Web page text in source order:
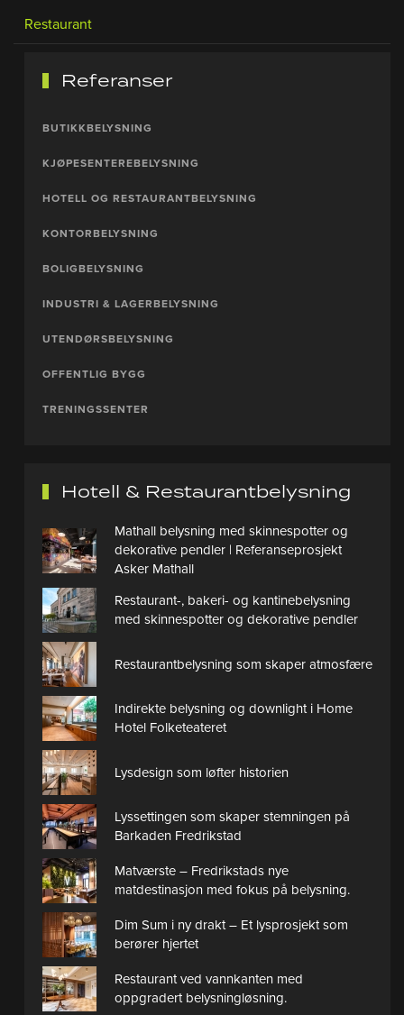
Restaurant
Referanser
BUTIKKBELYSNING
KJØPESENTEREBELYSNING
HOTELL OG RESTAURANTBELYSNING
KONTORBELYSNING
BOLIGBELYSNING
INDUSTRI & LAGERBELYSNING
UTENDØRSBELYSNING
OFFENTLIG BYGG
TRENINGSSENTER
Hotell & Restaurantbelysning
Mathall belysning med skinnespotter og
dekorative pendler | Referanseprosjekt
Asker Mathall
Restaurant-, bakeri- og kantinebelysning
med skinnespotter og dekorative pendler
Restaurantbelysning som skaper atmosfære
Indirekte belysning og downlight i Home
Hotel Folketeateret
Lysdesign som løfter historien
Lyssettingen som skaper stemningen på
Barkaden Fredrikstad
Matværste – Fredrikstads nye
matdestinasjon med fokus på belysning.
Dim Sum i ny drakt – Et lysprosjekt som
berører hjertet
Restaurant ved vannkanten med
oppgradert belysningløsning.